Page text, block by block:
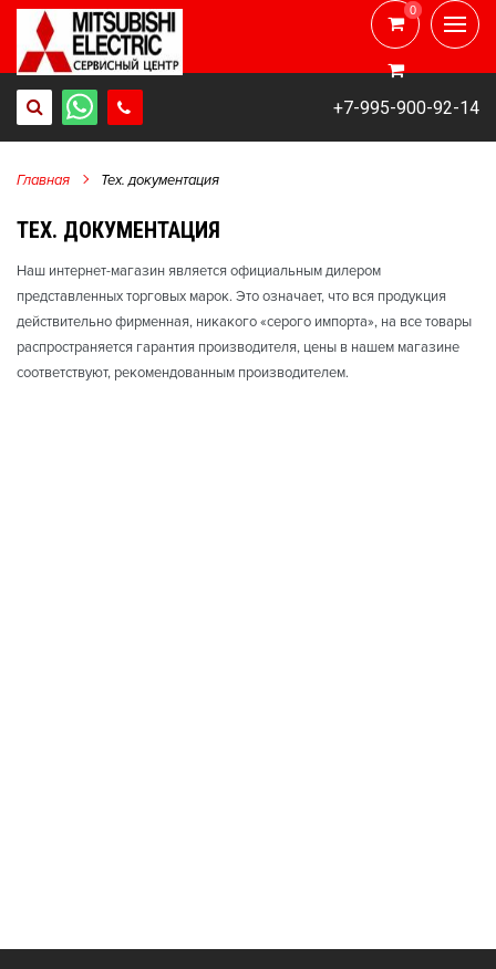
+7-995-900-92-14
0
0
Главная Тех. документация
ТЕХ. ДОКУМЕНТАЦИЯ
Наш интернет-магазин является официальным дилером
представленных торговых марок. Это означает, что вся продукция
действительно фирменная, никакого «серого импорта», на все товары
распространяется гарантия производителя, цены в нашем магазине
соответствуют, рекомендованным производителем.